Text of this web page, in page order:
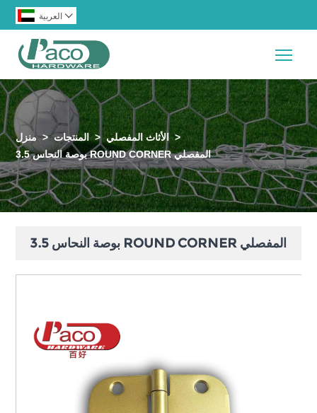
العربية 
منزل > المنتجات > الأثاث المفصلي
>
3.5 بوصة النحاس ROUND CORNER المفصلي
3.5 بوصة النحاس ROUND CORNER المفصلي